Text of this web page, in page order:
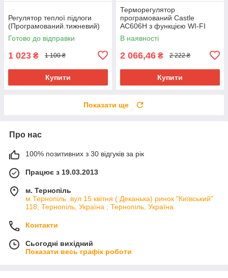
Регулятор теплої підлоги
(Програмований.тижневий)
Готово до відправки
1 023 ₴ 1 100 ₴
Купити
Терморегулятор
програмований Castle
AC606H з функцією WI-FI
(Білий)
В наявності
2 066,46 ₴ 2 222 ₴
Купити
Показати ще
Про нас
100% позитивних з 30 відгуків за рік
Працює з 19.03.2013
м. Тернопіль
м.Тернопіль .вул 15 квітня ( Деканька) ринок "Київський"
118, Тернопіль, Україна , Тернопіль, Україна
Контакти
Сьогодні вихідний
Показати весь графік роботи